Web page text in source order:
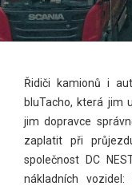
Řidiči kamionů i
bluTacho, která jim
jim dopravce
zaplatit při
společnost DC
nákladních